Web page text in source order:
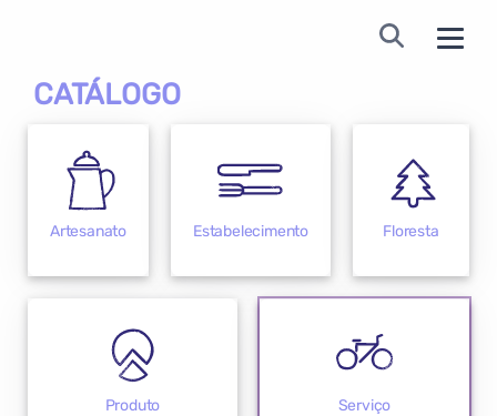
CATÁLOGO
Artesanato Estabelecimento Floresta
Produto Serviço